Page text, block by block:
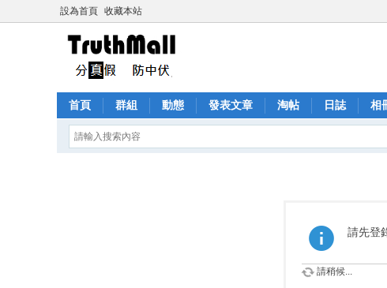
設為首頁 收藏本站
首頁 群組 動態 發表文章 淘帖 日誌 相
請先登
請稍候...